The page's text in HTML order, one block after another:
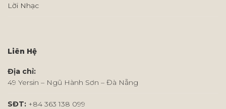
Lời Nhạc
Liên Hệ
Địa chỉ:
49 Yersin – Ngũ Hành Sơn – Đà Nẵng
SĐT: +84 363 138 099